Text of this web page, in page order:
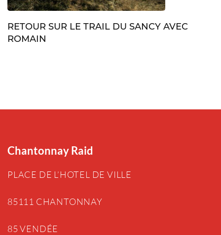
RETOUR SUR LE TRAIL DU SANCY AVEC
ROMAIN
Chantonnay Raid
PLACE DE L’HOTEL DE VILLE
85111 CHANTONNAY
85 VENDÉE